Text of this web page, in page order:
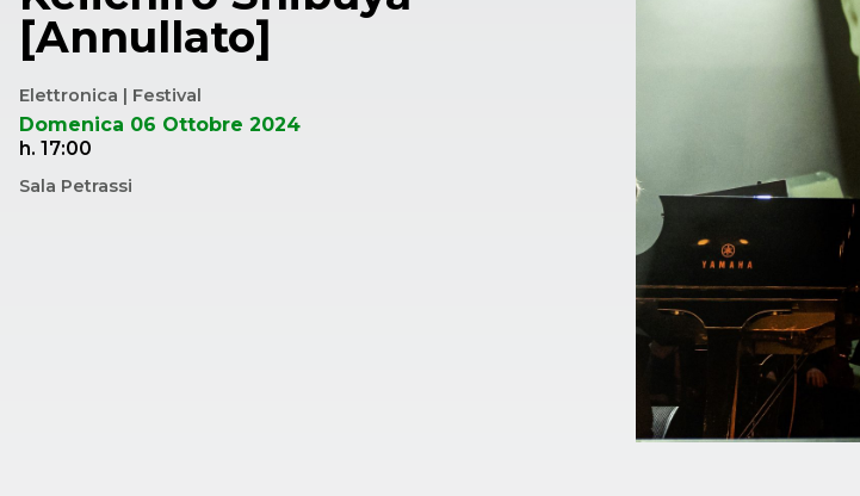
[Annullato]
Elettronica | Festival
Domenica 06 Ottobre 2024
h. 17:00
Sala Petrassi